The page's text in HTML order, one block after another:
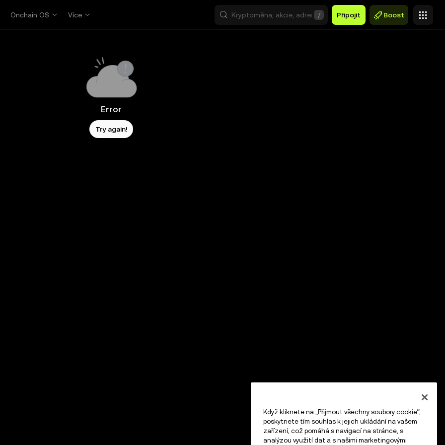
Onchain OS Více / Připojit Boost
Error
Try again!
Když kliknete na „Přijmout všechny soubory cookie“,
poskytnete tím souhlas k jejich ukládání na vašem
zařízení, což pomáhá s navigací na stránce, s
analýzou využití dat a s našimi marketingovými